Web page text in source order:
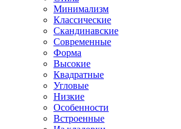
Минимализм
Классические
Скандинавские
Современные
Форма
Высокие
Квадратные
Угловые
Низкие
Особенности
Встроенные